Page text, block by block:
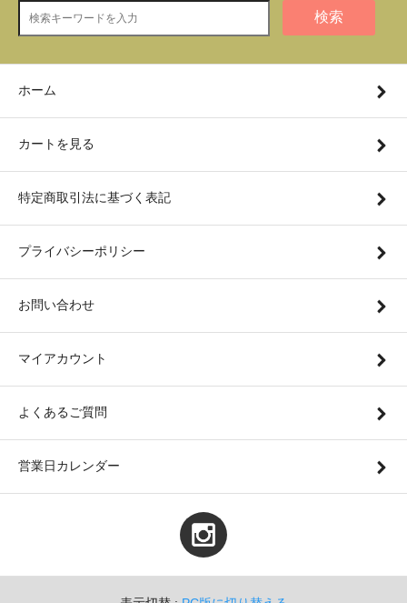
検索
ホーム
カートを見る
特定商取引法に基づく表記
プライバシーポリシー
お問い合わせ
マイアカウント
よくあるご質問
営業日カレンダー